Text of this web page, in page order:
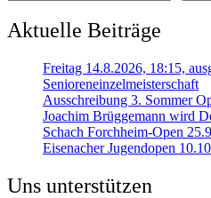
Aktuelle Beiträge
Freitag 14.8.2026, 18:15,
Senioreneinzelmeisterschaft
Ausschreibung 3. Sommer
Joachim Brüggemann wird
Schach Forchheim-Open
Eisenacher Jugendopen
Uns unterstützen